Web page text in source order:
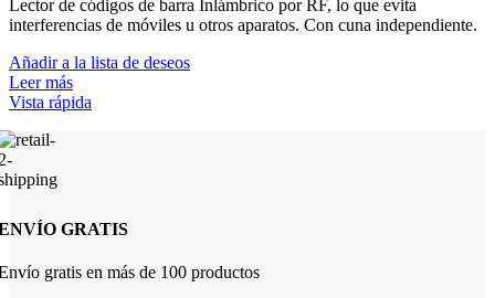
Lector de códigos de barra Inlámbrico por RF, lo que evita
interferencias de móviles u otros aparatos. Con cuna independiente.
Añadir a la lista de deseos
Leer más
Vista rápida
GRATIS
gratis en más de 100 productos